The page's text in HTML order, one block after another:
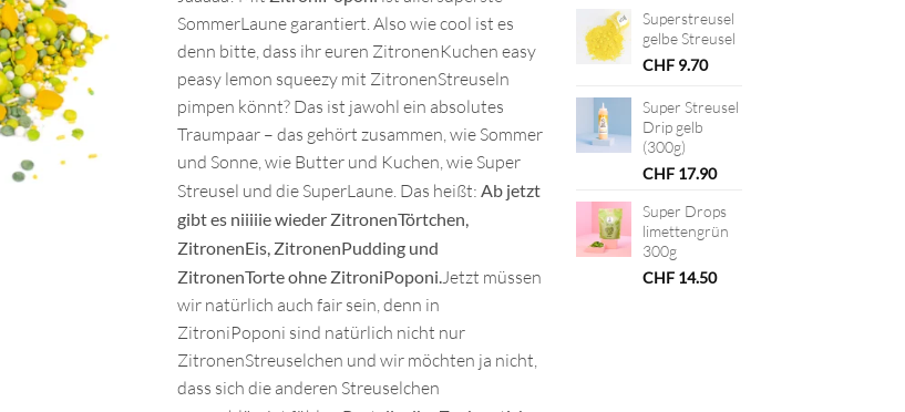
SommerLaune garantiert. Also wie cool ist es
denn bitte, dass ihr euren ZitronenKuchen easy
peasy lemon squeezy mit ZitronenStreuseln
pimpen könnt? Das ist jawohl ein absolutes
Traumpaar – das gehört zusammen, wie Sommer
und Sonne, wie Butter und Kuchen, wie Super
Streusel und die SuperLaune. Das heißt: Ab jetzt
gibt es niiiiie wieder ZitronenTörtchen,
ZitronenEis, ZitronenPudding und
ZitronenTorte ohne ZitroniPoponi. Jetzt müssen
wir natürlich auch fair sein, denn in
ZitroniPoponi sind natürlich nicht nur
ZitronenStreuselchen und wir möchten ja nicht,
dass sich die anderen Streuselchen
Superstreusel
gelbe Streusel
CHF 9.70
Super Streusel
Drip gelb
(300g)
CHF 17.90
Super Drops
limettengrün
300g
CHF 14.50